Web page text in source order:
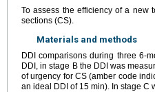
To assess the efficiency of a new
sections (CS).
Materials and methods
DDI comparisons during three 6-
DDI, in stage B the DDI was
of urgency for CS (amber code
an ideal DDI of 15 min). In stage C